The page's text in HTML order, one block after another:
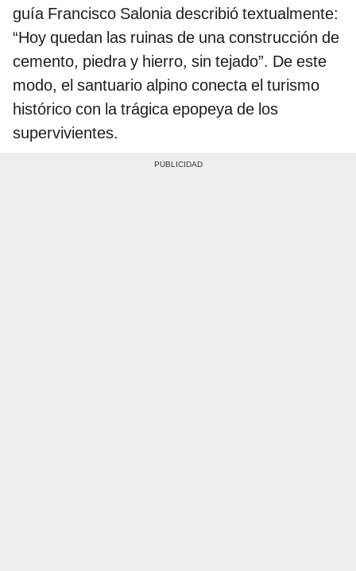
guía Francisco Salonia describió textualmente:
“Hoy quedan las ruinas de una construcción de
cemento, piedra y hierro, sin tejado”. De este
modo, el santuario alpino conecta el turismo
histórico con la trágica epopeya de los
supervivientes.